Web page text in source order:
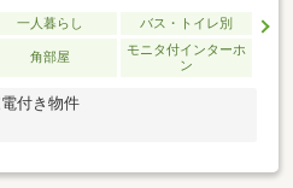
一人暮らし バス・トイレ別
角部屋
モニタ付インターホ
ン
付き物件